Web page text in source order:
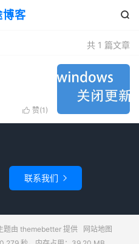
博客 
共 1 篇文章
 赞(1 )
联系我们 
题由 themebetter提供
网站地图